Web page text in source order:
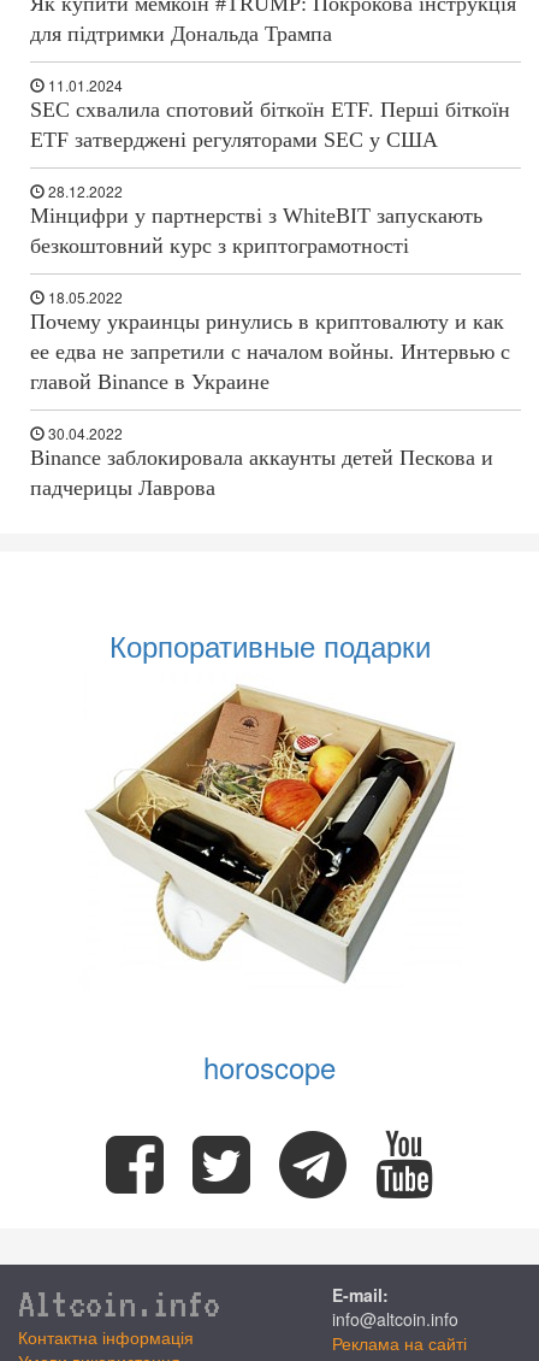
для підтримки Дональда Трампа
11.01.2024
SEC схвалила спотовий біткоїн ETF. Перші біткоїн
ETF затверджені регуляторами SEC у США
28.12.2022
Мінцифри у партнерстві з WhiteBIT запускають
безкоштовний курс з криптограмотності
18.05.2022
Почему украинцы ринулись в криптовалюту и как
ее едва не запретили с началом войны. Интервью с
главой Binance в Украине
30.04.2022
Binance заблокировала аккаунты детей Пескова и
падчерицы Лаврова
Корпоративные подарки
horoscope
Altcoin.info
Контактна інформація
E-mail:
info@altcoin.info
Реклама на сайті